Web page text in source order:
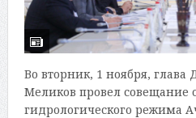
Во вторник, 1 ноября, глава
Меликов провел совещание
гидрологического режима